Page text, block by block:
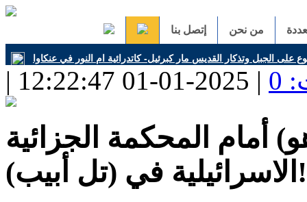
من نحن إتصل بنا
على الجبل وتذكار القديس مار كبرئيل- كاتدرائية ام النور في عنكاوا
أمام المحكمة الجزائية
الاسرائيلية في (تل أبيب)!